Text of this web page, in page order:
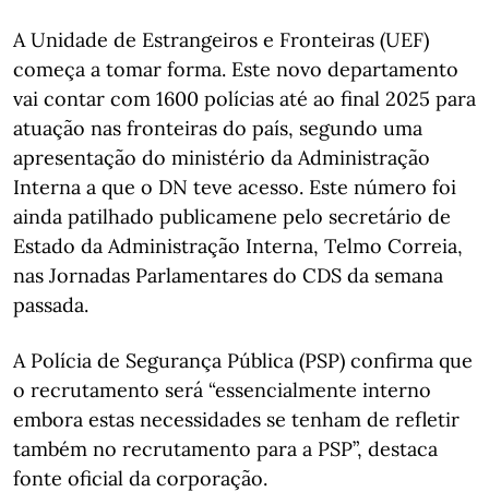
A Unidade de Estrangeiros e Fronteiras (UEF)
começa a tomar forma. Este novo departamento
vai contar com 1600 polícias até ao final 2025 para
atuação nas fronteiras do país, segundo uma
apresentação do ministério da Administração
Interna a que o DN teve acesso. Este número foi
ainda patilhado publicamene pelo secretário de
Estado da Administração Interna, Telmo Correia,
nas Jornadas Parlamentares do CDS da semana
passada.
A Polícia de Segurança Pública (PSP) confirma que
o recrutamento será “essencialmente interno
embora estas necessidades se tenham de refletir
também no recrutamento para a PSP”, destaca
fonte oficial da corporação.